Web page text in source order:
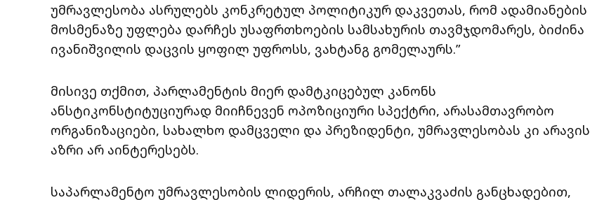
უმრავლესობა ასრულებს კონკრეტულ პოლიტიკურ დაკვეთას, რომ ადამიანების
მოსმენაზე უფლება დარჩეს უსაფრთხოების სამსახურის თავმჯდომარეს, ბიძინა
ივანიშვილის დაცვის ყოფილ უფროსს, ვახტანგ გომელაურს.”
მისივე თქმით, პარლამენტის მიერ დამტკიცებულ კანონს
ანსტიკონსტიტუციურად მიიჩნევენ ოპოზიციური სპექტრი, არასამთავრობო
ორგანიზაციები, სახალხო დამცველი და პრეზიდენტი, უმრავლესობას კი არავის
აზრი არ აინტერესებს.
საპარლამენტო უმრავლესობის ლიდერის, არჩილ თალაკვაძის განცხადებით,